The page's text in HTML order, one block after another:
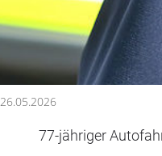
26.05.2026
77-jähriger